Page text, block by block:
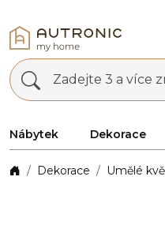
Zadejte 3 a více
Nábytek Dekorace
Dekorace Umělé